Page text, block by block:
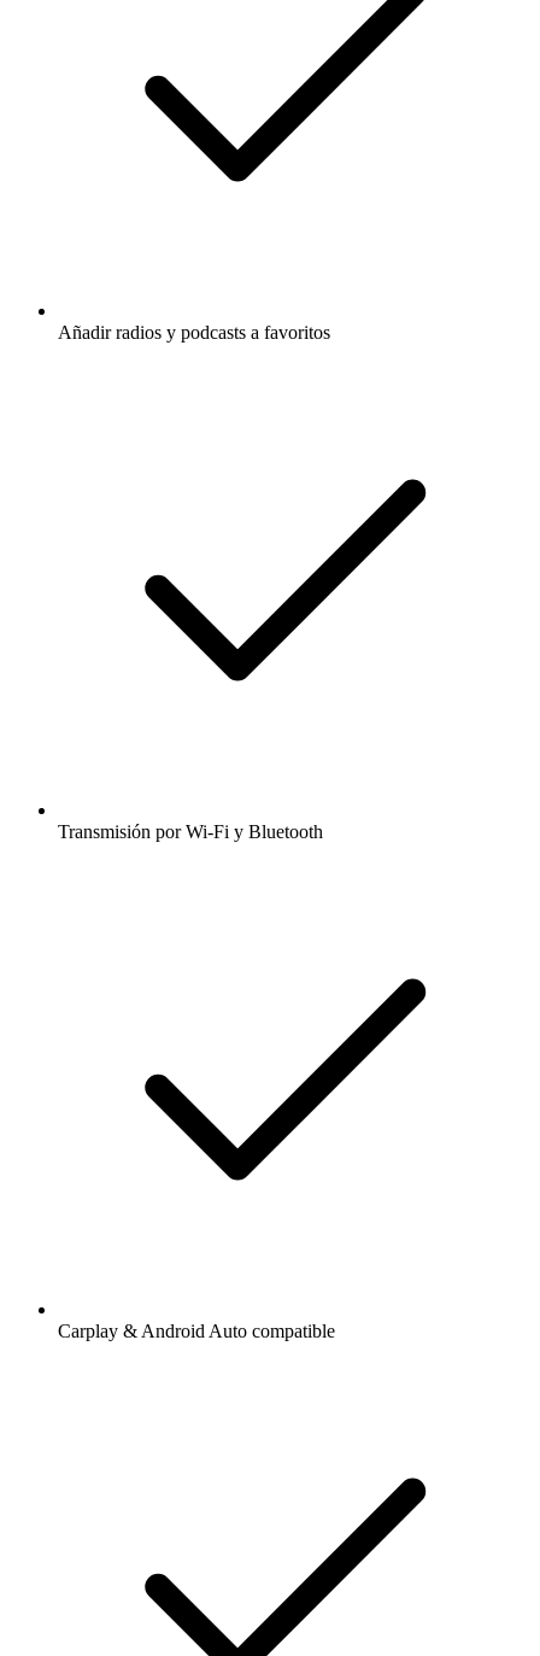
Añadir radios y podcasts a favoritos
Transmisión por Wi-Fi y Bluetooth
Carplay & Android Auto compatible